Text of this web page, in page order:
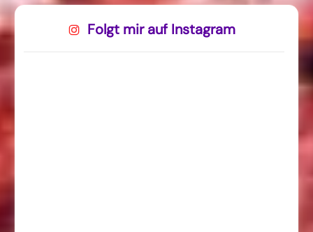
Folgt mir auf Instagram